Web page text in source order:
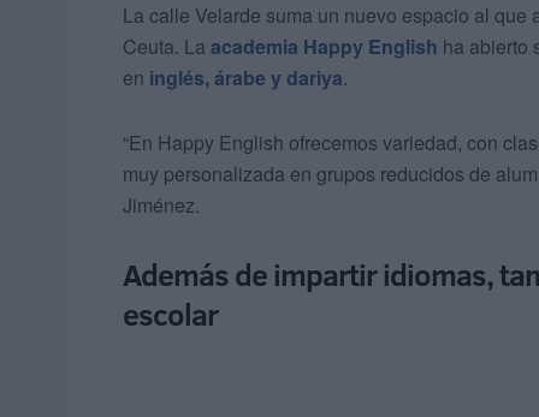
La calle Velarde suma un nuevo espacio al
Ceuta. La academia Happy English ha abierto
en inglés, árabe y dariya.
“En Happy English ofrecemos variedad, con
muy personalizada en grupos reducidos de
Jiménez.
Además de impartir idiomas,
escolar